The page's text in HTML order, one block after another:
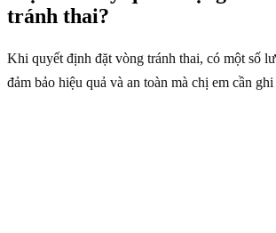
tránh thai?
Khi quyết định đặt vòng tránh thai, có một số
đảm bảo hiệu quả và an toàn mà chị em cần ghi